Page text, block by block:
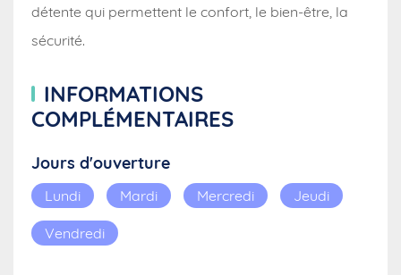
détente qui permettent le confort, le bien-être, la
sécurité.
INFORMATIONS
COMPLÉMENTAIRES
Jours d'ouverture
Lundi Mardi Mercredi Jeudi
Vendredi